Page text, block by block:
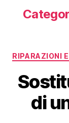
RIPARAZIONI
di